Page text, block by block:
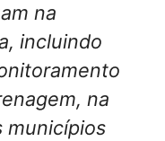
na
incluindo
na
municípios